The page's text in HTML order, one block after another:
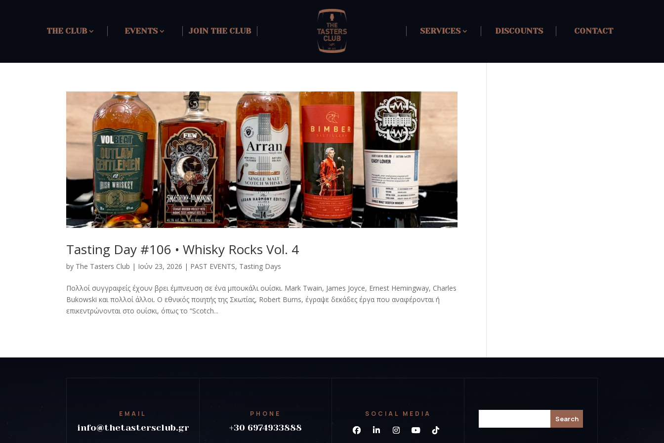
THE CLUB EVENTS JOIN THE CLUB SERVICES DISCOUNTS CONTACT
Tasting Day #106 • Whisky Rocks Vol. 4
by The Tasters Club | Ιούν 23, 2026 | PAST EVENTS, Tasting Days
Πολλοί συγγραφείς έχουν βρει έμπνευση σε ένα μπουκάλι ουίσκι. Mark Twain, James Joyce, Ernest Hemingway, Charles
Bukowski και πολλοί άλλοι. Ο εθνικός ποιητής της Σκωτίας, Robert Burns, έγραψε δεκάδες έργα που αναφέρονται ή
επικεντρώνονται στο ουίσκι, όπως το “Scotch...
EMAIL
info@thetastersclub.gr
PHONE
+30 6974933888
SOCIAL MEDIA